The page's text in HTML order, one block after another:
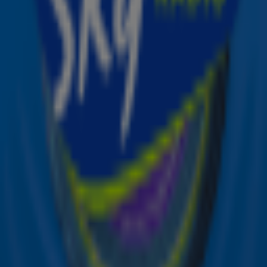
Ontvang onze nieuwsbrief
Meld je aan voor de nieuwsbrief van Sky Radio en blijf op
de hoogte van alle leuke winacties en het laatste nieuws
over je favoriete Sky-artiesten.
Meld je aan voor onze wekelijkse nieuwsbrief met daarin
het laatste nieuws en aanbiedingen die wijzelf of in
samenwerking met onze partners organiseren. Je kunt je
op ieder moment afmelden. Zie voor meer informatie de
Online radio luisteren naar Sky Radio